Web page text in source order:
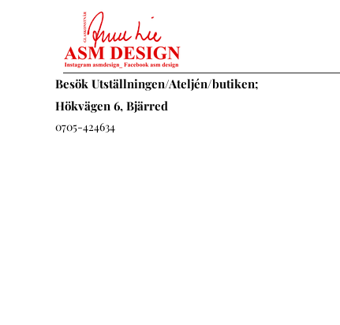
Besök Utställningen/Ateljén/butiken;
Hökvägen 6, Bjärred
0705-424634